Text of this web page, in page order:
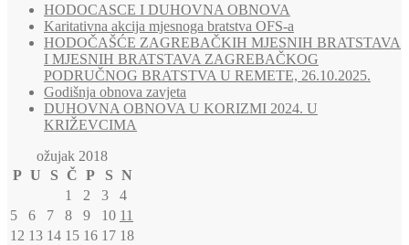
HODOCASCE I DUHOVNA OBNOVA
Karitativna akcija mjesnoga bratstva OFS-a
HODOČAŠĆE ZAGREBAČKIH MJESNIH BRATSTAVA
I MJESNIH BRATSTAVA ZAGREBAČKOG
PODRUČNOG BRATSTVA U REMETE, 26.10.2025.
Godišnja obnova zavjeta
DUHOVNA OBNOVA U KORIZMI 2024. U
KRIŽEVCIMA
ožujak 2018
P U S Č P S N
1
2 3
4
5
6 7 8 9 10 11
12 13 14 15 16 17 18